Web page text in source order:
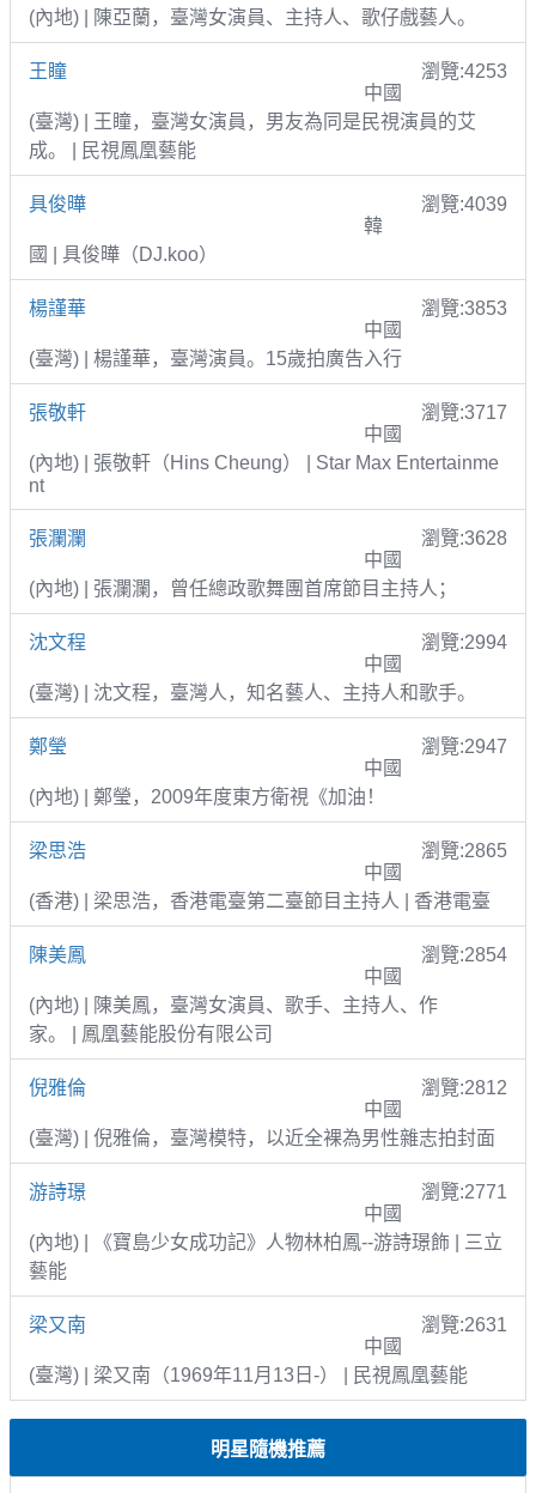
(內地) | 陳亞蘭，臺灣女演員、主持人、歌仔戲藝人。
王瞳
瀏覽:4253
中國
(臺灣) | 王瞳，臺灣女演員，男友為同是民視演員的艾
成。 | 民視鳳凰藝能
具俊曄
瀏覽:4039
韓
國 | 具俊曄（DJ.koo）
楊謹華
瀏覽:3853
中國
(臺灣) | 楊謹華，臺灣演員。15歲拍廣告入行
張敬軒
瀏覽:3717
中國
(內地) | 張敬軒（Hins Cheung） | Star Max Entertainme
nt
張瀾瀾
瀏覽:3628
中國
(內地) | 張瀾瀾，曾任總政歌舞團首席節目主持人；
沈文程
瀏覽:2994
中國
(臺灣) | 沈文程，臺灣人，知名藝人、主持人和歌手。
鄭瑩
瀏覽:2947
中國
(內地) | 鄭瑩，2009年度東方衛視《加油！
梁思浩
瀏覽:2865
中國
(香港) | 梁思浩，香港電臺第二臺節目主持人 | 香港電臺
陳美鳳
瀏覽:2854
中國
(內地) | 陳美鳳，臺灣女演員、歌手、主持人、作
家。 | 鳳凰藝能股份有限公司
倪雅倫
瀏覽:2812
中國
(臺灣) | 倪雅倫，臺灣模特，以近全裸為男性雜志拍封面
游詩璟
瀏覽:2771
中國
(內地) | 《寶島少女成功記》人物林柏鳳--游詩璟飾 | 三立
藝能
梁又南
瀏覽:2631
中國
(臺灣) | 梁又南（1969年11月13日-） | 民視鳳凰藝能
明星隨機推薦